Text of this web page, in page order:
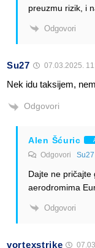
preuzmu rizik, i
Odgovori
Su27 07.03.2025.
Nek idu taksijem,
Odgovori
Alen Šćuric
Odgovori Su27
Dajte ne pričajte
aerodromima
Odgovori
vortexstrike